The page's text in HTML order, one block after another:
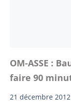
OM-ASSE :
faire 90
21 décembre 2012